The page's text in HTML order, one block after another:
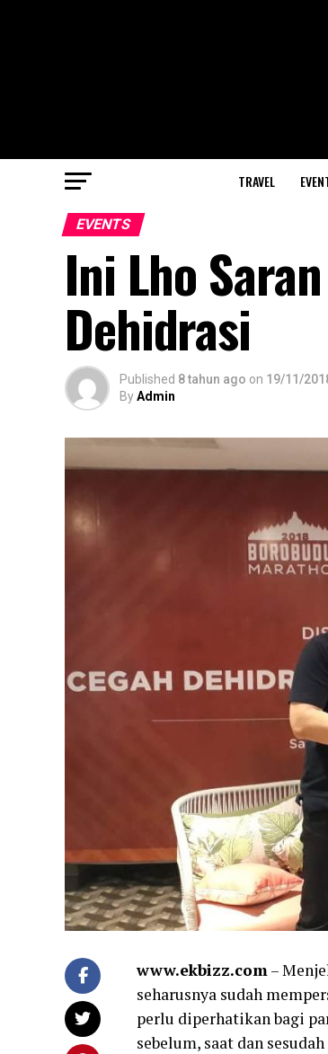
TRAVEL
EVENTS
Ini Lho
Dehidrasi
Published 8 tahun ago on 19/11/
ByAdmin
www.ekbizz.com–
seharusnya sudah
perlu diperhatikan bagi
sebelum, saat dan